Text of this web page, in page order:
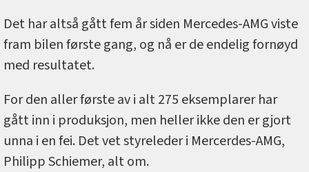
Det har altså gått fem år siden Mercedes-AMG viste
fram bilen første gang, og nå er de endelig fornøyd
med resultatet.
For den aller første av i alt 275 eksemplarer har
gått inn i produksjon, men heller ikke den er gjort
unna i en fei. Det vet styreleder i Mercerdes-AMG,
Philipp Schiemer, alt om.